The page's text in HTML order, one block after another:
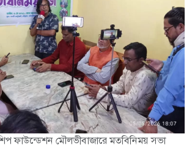
ফাউন্ডেশন মৌলভীবাজারে মতবিনিময় সভা